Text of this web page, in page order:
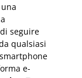
una
seguire
qualsiasi
e-